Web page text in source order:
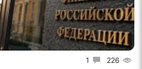
1 226